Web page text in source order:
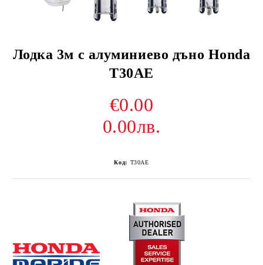
Лодка 3м с алуминиево дъно Honda
T30AE
€0.00
0.00лв.
Код: T30AE